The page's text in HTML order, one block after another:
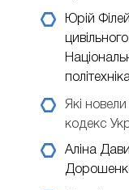
Юрій Філей
Які
кодекс
Аліна